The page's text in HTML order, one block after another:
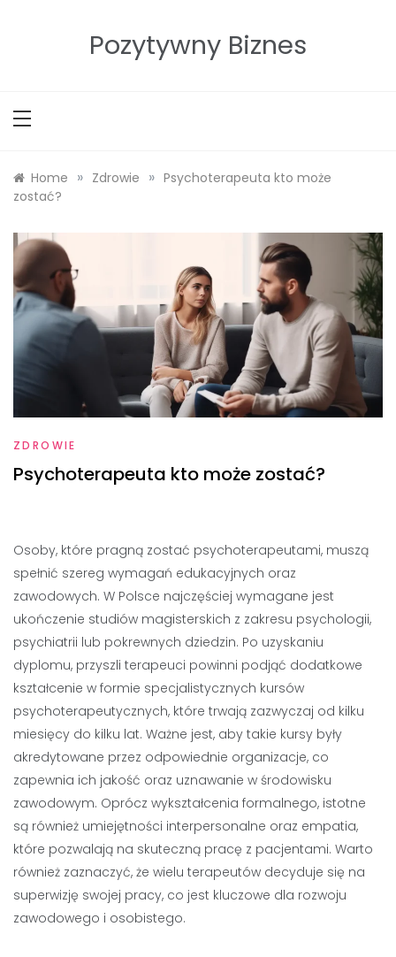
Pozytywny Biznes
Home » Zdrowie » Psychoterapeuta kto może
zostać?
ZDROWIE
Psychoterapeuta kto może zostać?
Osoby, które pragną zostać psychoterapeutami, muszą
spełnić szereg wymagań edukacyjnych oraz
zawodowych. W Polsce najczęściej wymagane jest
ukończenie studiów magisterskich z zakresu psychologii,
psychiatrii lub pokrewnych dziedzin. Po uzyskaniu
dyplomu, przyszli terapeuci powinni podjąć dodatkowe
kształcenie w formie specjalistycznych kursów
psychoterapeutycznych, które trwają zazwyczaj od kilku
miesięcy do kilku lat. Ważne jest, aby takie kursy były
akredytowane przez odpowiednie organizacje, co
zapewnia ich jakość oraz uznawanie w środowisku
zawodowym. Oprócz wykształcenia formalnego, istotne
są również umiejętności interpersonalne oraz empatia,
które pozwalają na skuteczną pracę z pacjentami. Warto
również zaznaczyć, że wielu terapeutów decyduje się na
superwizję swojej pracy, co jest kluczowe dla rozwoju
zawodowego i osobistego.